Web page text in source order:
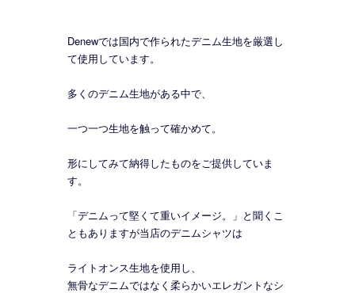
Denewでは国内で作られたデニム生地を厳選し
て使用しています。
多くのデニム生地がある中で、
一つ一つ生地を触って確かめて。
形にしてみて納得したものをご提供していま
す。
「デニムって堅くて重いイメージ。」と聞くこ
ともありますが当店のデニムシャツは
ライトオンス生地を使用し、
無骨なデニムではなく柔らかいエレガントなシ